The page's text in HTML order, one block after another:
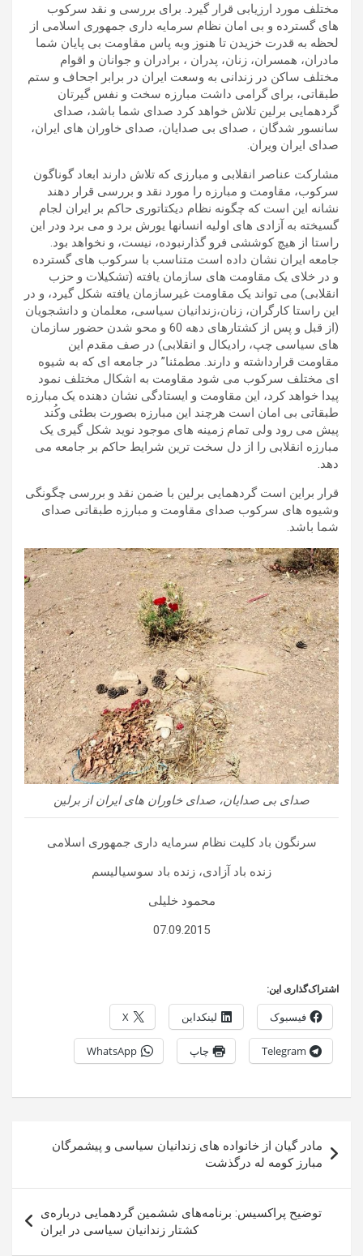
مختلف مورد ارزیابی قرار گیرد. برای بررسی و نقد سرکوب
های گسترده و بی امان نظام سرمایه داری جمهوری اسلامی از
لحظه به قدرت خزیدن تا هنوز وبه پاس مقاومت بی پایان شما
مادران، همسران، زنان، پدران ، برادران و جوانان و اقوام
مختلف ساکن در زندانی به وسعت ایران در برابر اجحاف و ستم
طبقاتی، برای گرامی داشت مبارزه سخت و نفس گیرتان
گردهمایی برلین تلاش خواهد کرد صدای شما باشد، صدای
سانسور شدگان ، صدای بی صدایان، صدای خاوران های ایران،
صدای ایران ویران.
مشارکت عناصر انقلابی و مبارزی که تلاش دارند ابعاد گوناگون
سرکوب، مقاومت و مبارزه را مورد نقد و بررسی قرار دهند
نشانه این است که چگونه نظام دیکتاتوری حاکم بر ایران لجام
گسیخته به آزادی های اولیه انسانها یورش برد و می برد ودر این
راستا از هیچ کوششی فرو گذارنبوده، نیست، و نخواهد بود.
جامعه ایران نشان داده است متناسب با سرکوب های گسترده
و در خلای یک مقاومت های سازمان یافته (تشکیلات و حزب
انقلابی) می تواند یک مقاومت غیرسازمان یافته شکل گیرد، و در
این راستا کارگران، زنان،زندانیان سیاسی، معلمان و دانشجویان
(از قبل و پس از کشتارهای دهه 60 و محو شدن حضور سازمان
های سیاسی چپ، رادیکال و انقلابی) در صف مقدم این
مقاومت قرارداشته و دارند. مطمئنا” در جامعه ای که به شیوه
ای مختلف سرکوب می شود مقاومت به اشکال مختلف نمود
پیدا خواهد کرد، این مقاومت و ایستادگی نشان دهنده یک مبارزه
طبقاتی بی امان است هرچند این مبارزه بصورت بطئی وکُند
پیش می رود ولی تمام زمینه های موجود نوید شکل گیری یک
مبارزه انقلابی را از دل سخت ترین شرایط حاکم بر جامعه می
دهد.
قرار براین است گردهمایی برلین با ضمن نقد و بررسی چگونگی
وشیوه های سرکوب صدای مقاومت و مبارزه طبقاتی صدای
شما باشد.
صدای بی صدایان، صدای خاوران های ایران از برلین
سرنگون باد کلیت نظام سرمایه داری جمهوری اسلامی
زنده باد آزادی، زنده باد سوسیالیسم
محمود خلیلی
07.09.2015
اشتراک‌گذاری این:
فیسبوک لینکداین X
Telegram چاپ WhatsApp
راهبری
نوشته
مادر گیان از خانواده های زندانیان سیاسی و پیشمرگان
مبارز کومه له درگذشت
توضیح پراکسیس: برنامه‌های ششمین گردهمایی درباره‌ی
کشتار زندانیان سیاسی در ایران